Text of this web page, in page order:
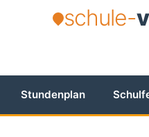
schule-
Stundenplan